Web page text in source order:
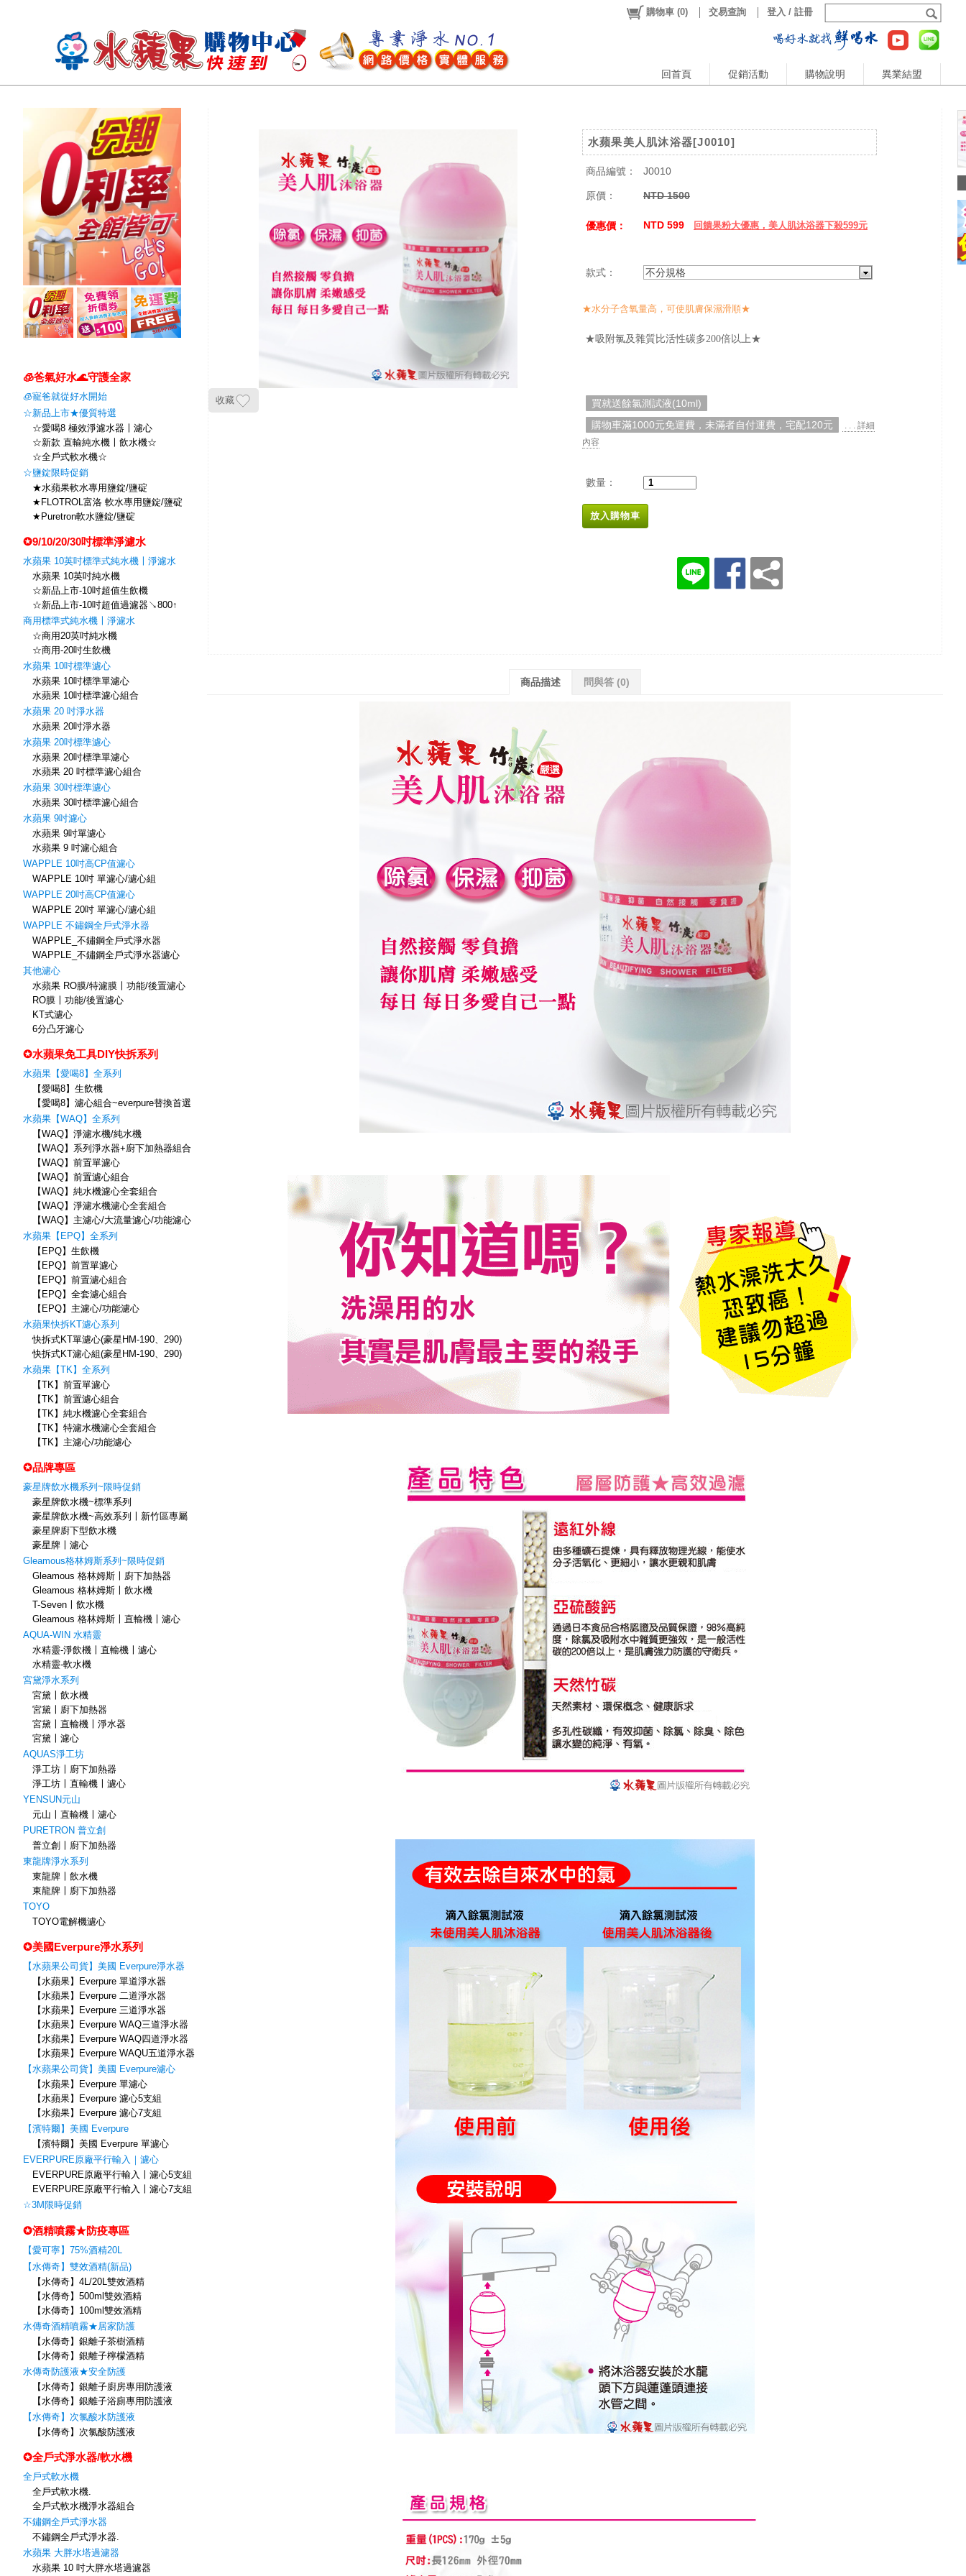
回首頁 促銷活動 購物說明 異業結盟
購物車 (0) 交易查詢 登入 / 註冊
🧊爸氣好水🌊守護全家
🧊寵爸就從好水開始
☆新品上市★優質特選
☆愛喝8 極效淨濾水器〡濾心
☆新款 直輸純水機〡飲水機☆
☆全戶式軟水機☆
☆鹽錠限時促銷
★水蘋果軟水專用鹽錠/鹽碇
★FLOTROL富洛 軟水專用鹽錠/鹽碇
★Puretron軟水鹽錠/鹽碇
✪9/10/20/30吋標準淨濾水
水蘋果 10英吋標準式純水機〡淨濾水
水蘋果 10英吋純水機
☆新品上市-10吋超值生飲機
☆新品上市-10吋超值過濾器↘800↑
商用標準式純水機〡淨濾水
☆商用20英吋純水機
☆商用-20吋生飲機
水蘋果 10吋標準濾心
水蘋果 10吋標準單濾心
水蘋果 10吋標準濾心組合
水蘋果 20 吋淨水器
水蘋果 20吋淨水器
水蘋果 20吋標準濾心
水蘋果 20吋標準單濾心
水蘋果 20 吋標準濾心組合
水蘋果 30吋標準濾心
水蘋果 30吋標準濾心組合
水蘋果 9吋濾心
水蘋果 9吋單濾心
水蘋果 9 吋濾心組合
WAPPLE 10吋高CP值濾心
WAPPLE 10吋 單濾心/濾心組
WAPPLE 20吋高CP值濾心
WAPPLE 20吋 單濾心/濾心組
WAPPLE 不鏽鋼全戶式淨水器
WAPPLE_不鏽鋼全戶式淨水器
WAPPLE_不鏽鋼全戶式淨水器濾心
其他濾心
水蘋果 RO膜/特濾膜〡功能/後置濾心
RO膜〡功能/後置濾心
KT式濾心
6分凸牙濾心
✪水蘋果免工具DIY快拆系列
水蘋果【愛喝8】全系列
【愛喝8】生飲機
【愛喝8】濾心組合~everpure替換首選
水蘋果【WAQ】全系列
【WAQ】淨濾水機/純水機
【WAQ】系列淨水器+廚下加熱器組合
【WAQ】前置單濾心
【WAQ】前置濾心組合
【WAQ】純水機濾心全套組合
【WAQ】淨濾水機濾心全套組合
【WAQ】主濾心/大流量濾心/功能濾心
水蘋果【EPQ】全系列
【EPQ】生飲機
【EPQ】前置單濾心
【EPQ】前置濾心組合
【EPQ】全套濾心組合
【EPQ】主濾心/功能濾心
水蘋果快拆KT濾心系列
快拆式KT單濾心(豪星HM-190、290)
快拆式KT濾心組(豪星HM-190、290)
水蘋果【TK】全系列
【TK】前置單濾心
【TK】前置濾心組合
【TK】純水機濾心全套組合
【TK】特濾水機濾心全套組合
【TK】主濾心/功能濾心
✪品牌專區
豪星牌飲水機系列~限時促銷
豪星牌飲水機~標準系列
豪星牌飲水機~高效系列〡新竹區專屬
豪星牌廚下型飲水機
豪星牌〡濾心
Gleamous格林姆斯系列~限時促銷
Gleamous 格林姆斯〡廚下加熱器
Gleamous 格林姆斯〡飲水機
T-Seven〡飲水機
Gleamous 格林姆斯〡直輸機〡濾心
AQUA-WIN 水精靈
水精靈-淨飲機〡直輸機〡濾心
水精靈-軟水機
宮黛淨水系列
宮黛〡飲水機
宮黛〡廚下加熱器
宮黛〡直輸機〡淨水器
宮黛〡濾心
AQUAS淨工坊
淨工坊〡廚下加熱器
淨工坊〡直輸機〡濾心
YENSUN元山
元山〡直輸機〡濾心
PURETRON 普立創
普立創〡廚下加熱器
東龍牌淨水系列
東龍牌〡飲水機
東龍牌〡廚下加熱器
TOYO
TOYO電解機濾心
✪美國Everpure淨水系列
【水蘋果公司貨】美國 Everpure淨水器
【水蘋果】Everpure 單道淨水器
【水蘋果】Everpure 二道淨水器
【水蘋果】Everpure 三道淨水器
【水蘋果】Everpure WAQ三道淨水器
【水蘋果】Everpure WAQ四道淨水器
【水蘋果】Everpure WAQU五道淨水器
【水蘋果公司貨】美國 Everpure濾心
【水蘋果】Everpure 單濾心
【水蘋果】Everpure 濾心5支組
【水蘋果】Everpure 濾心7支組
【濱特爾】美國 Everpure
【濱特爾】美國 Everpure 單濾心
EVERPURE原廠平行輸入｜濾心
EVERPURE原廠平行輸入〡濾心5支組
EVERPURE原廠平行輸入〡濾心7支組
☆3M限時促銷
✪酒精噴霧★防疫專區
【愛可寧】75%酒精20L
【水傳奇】雙效酒精(新品)
【水傳奇】4L/20L雙效酒精
【水傳奇】500ml雙效酒精
【水傳奇】100ml雙效酒精
水傳奇酒精噴霧★居家防護
【水傳奇】銀離子茶樹酒精
【水傳奇】銀離子檸檬酒精
水傳奇防護液★安全防護
【水傳奇】銀離子廚房專用防護液
【水傳奇】銀離子浴廁專用防護液
【水傳奇】次氯酸水防護液
【水傳奇】次氯酸防護液
✪全戶式淨水器/軟水機
全戶式軟水機
全戶式軟水機.
全戶式軟水機淨水器組合
不鏽鋼全戶式淨水器
不鏽鋼全戶式淨水器.
水蘋果 大胖水塔過濾器
水蘋果 10 吋大胖水塔過濾器
收藏
水蘋果美人肌沐浴器[J0010]
商品編號： J0010
原價： NTD 1500
優惠價： NTD 599 回饋果粉大優惠，美人肌沐浴器下殺599元
款式： 不分規格
★水分子含氧量高，可使肌膚保濕滑順★
★吸附氯及雜質比活性碳多200倍以上★
買就送餘氯測試液(10ml)
購物車滿1000元免運費，未滿者自付運費，宅配120元
. . . 詳細
內容
數量：
放入購物車
商品描述 問與答 (0)